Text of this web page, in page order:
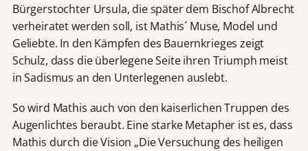
Bürgerstochter Ursula, die später dem Bischof Albrecht
verheiratet werden soll, ist Mathis´ Muse, Model und
Geliebte. In den Kämpfen des Bauernkrieges zeigt
Schulz, dass die überlegene Seite ihren Triumph meist
in Sadismus an den Unterlegenen auslebt.
So wird Mathis auch von den kaiserlichen Truppen des
Augenlichtes beraubt. Eine starke Metapher ist es, dass
Mathis durch die Vision „Die Versuchung des heiligen